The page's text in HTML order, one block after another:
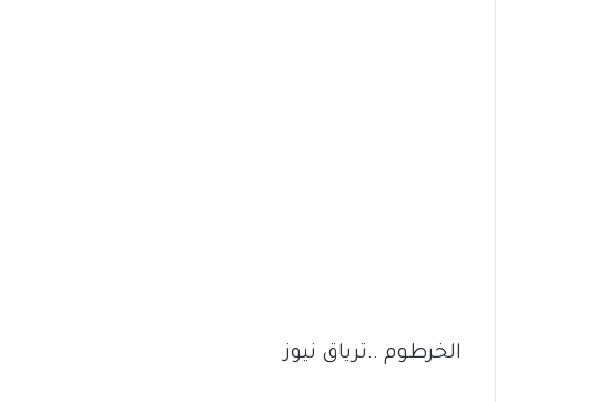
الخرطوم ..ترياق نيوز